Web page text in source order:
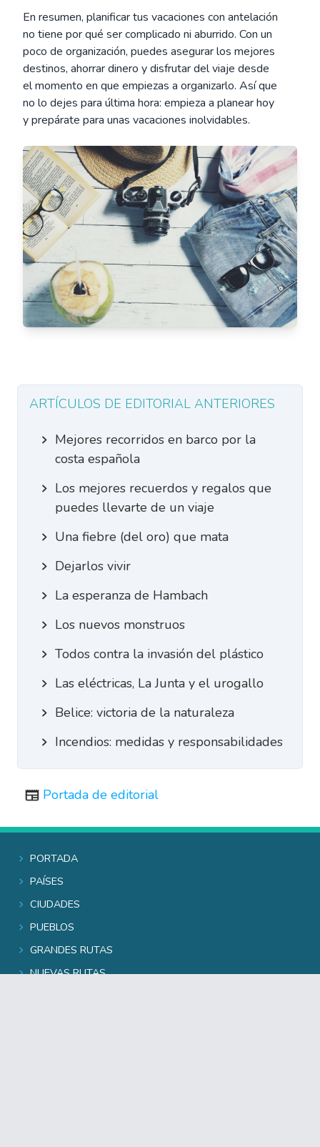
En resumen, planificar tus vacaciones con antelación
no tiene por qué ser complicado ni aburrido. Con un
poco de organización, puedes asegurar los mejores
destinos, ahorrar dinero y disfrutar del viaje desde
el momento en que empiezas a organizarlo. Así que
no lo dejes para última hora: empieza a planear hoy
y prepárate para unas vacaciones inolvidables.
ARTÍCULOS DE EDITORIAL ANTERIORES
Mejores recorridos en barco por la
costa española
Los mejores recuerdos y regalos que
puedes llevarte de un viaje
Una fiebre (del oro) que mata
Dejarlos vivir
La esperanza de Hambach
Los nuevos monstruos
Todos contra la invasión del plástico
Las eléctricas, La Junta y el urogallo
Belice: victoria de la naturaleza
Incendios: medidas y responsabilidades
Portada de editorial
Portada
Países
Ciudades
Pueblos
Grandes rutas
Nuevas rutas